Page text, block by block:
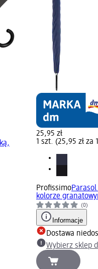
25,95 zł
1 szt. (25,95 zł za
Profissimo
kolorze
(0)
Informacje
Dostawa
Wybierz sklep